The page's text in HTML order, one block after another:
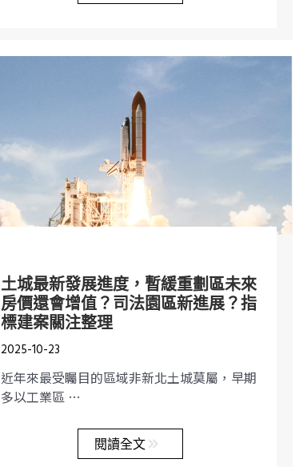
土城最新發展進度，暫緩重劃區未來
房價還會增值？司法園區新進展？指
標建案關注整理
2025-10-23
近年來最受矚目的區域非新北土城莫屬，早期
多以工業區 …
閱讀全文